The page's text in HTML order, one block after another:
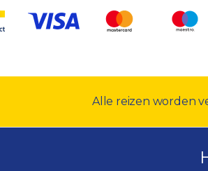
Alle reizen worden